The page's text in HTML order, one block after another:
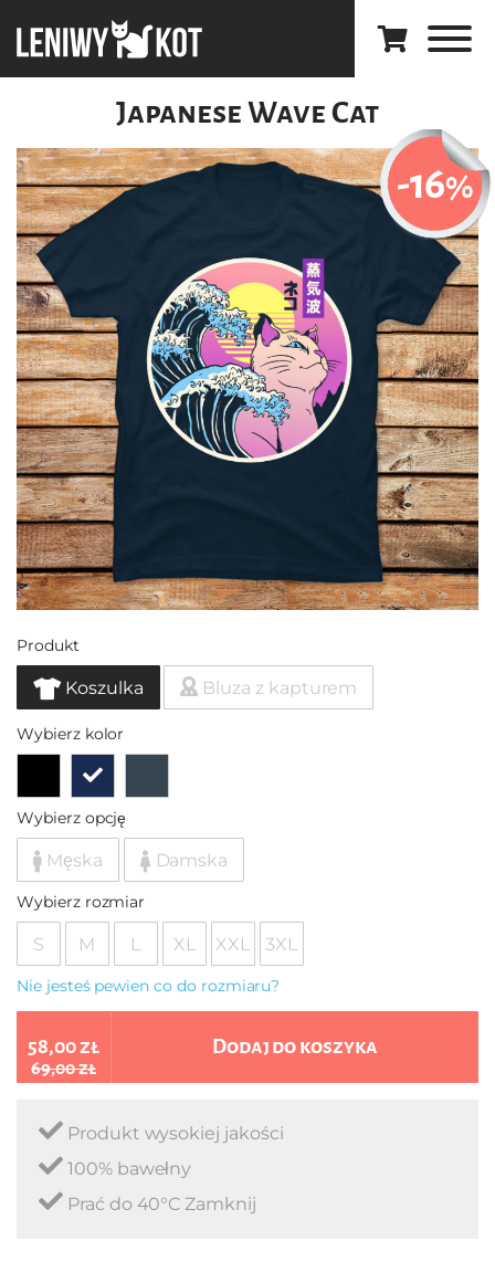
Japanese Wave Cat
-16%
Produkt
Koszulka Bluza z kapturem
Wybierz kolor
Wybierz opcję
Męska Damska
Wybierz rozmiar
S M L XL XXL 3XL
Nie jesteś pewien co do rozmiaru?
58,00 zł
69,00 zł
Dodaj do koszyka
Produkt wysokiej jakości
100% bawełny
Prać do 40°C Zamknij